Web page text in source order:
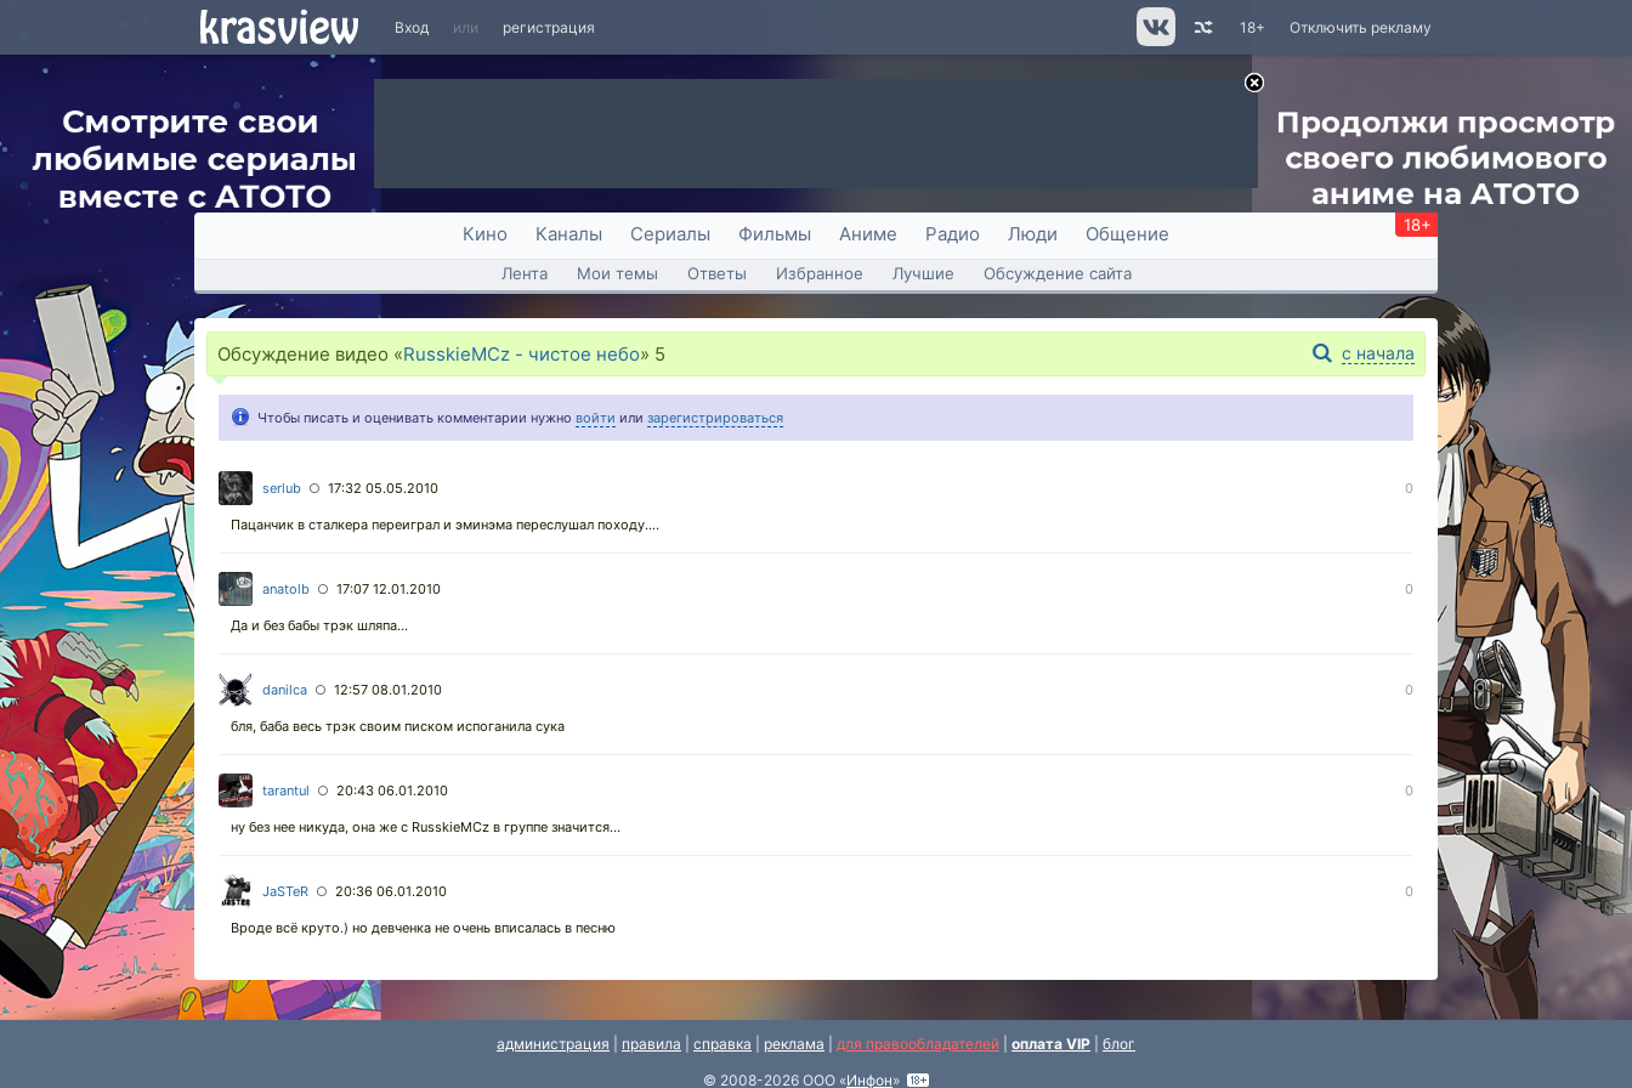
Вход или регистрация Отключить рекламу
18+
Кино Каналы Сериалы Фильмы Аниме Радио Люди Общение 18+
Лента Мои темы Ответы Избранное Лучшие Обсуждение сайта
Обсуждение видео «RusskieMCz - чистое небо» 5 с начала
Чтобы писать и оценивать комментарии нужно войти или зарегистрироваться
serlub ○ 17:32 05.05.2010 0
Пацанчик в сталкера переиграл и эминэма переслушал походу....
anatolb ○ 17:07 12.01.2010 0
Да и без бабы трэк шляпа...
danilca ○ 12:57 08.01.2010 0
бля, баба весь трэк своим писком испоганила сука
tarantul ○ 20:43 06.01.2010 0
ну без нее никуда, она же с RusskieMCz в группе значится...
JaSTeR ○ 20:36 06.01.2010 0
Вроде всё круто.) но девченка не очень вписалась в песню
администрация правила справка реклама для правообладателей оплата VIP
блог
© 2008-2026 ООО «Инфон»